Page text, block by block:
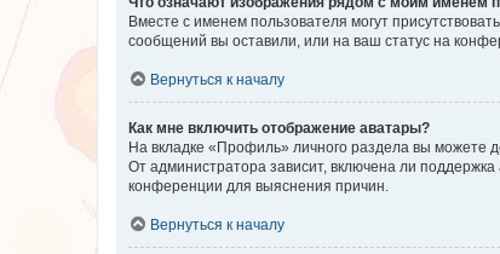
Вместе с именем пользователя могут
сообщений вы оставили, или на ваш статус на
Вернуться к началу
Как мне включить отображение аватары?
На вкладке «Профиль» личного раздела вы можете
От администратора зависит, включена ли
конференции для выяснения причин.
Вернуться к началу